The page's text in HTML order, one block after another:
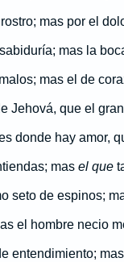
mas por el
mas la
mas el de
Jehová, que el
donde hay amor,
mas el que
seto de espinos;
el hombre necio
entendimiento;